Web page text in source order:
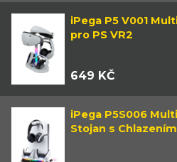
iPega P5 V001
pro PS VR2
649 KČ
iPega P5S006
Stojan s